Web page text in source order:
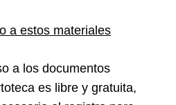
a estos materiales
a los documentos
es libre y gratuita,